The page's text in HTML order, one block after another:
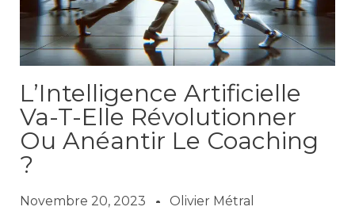
L’Intelligence Artificielle
Va-T-Elle Révolutionner
Ou Anéantir Le Coaching
?
Novembre 20, 2023 Olivier Métral